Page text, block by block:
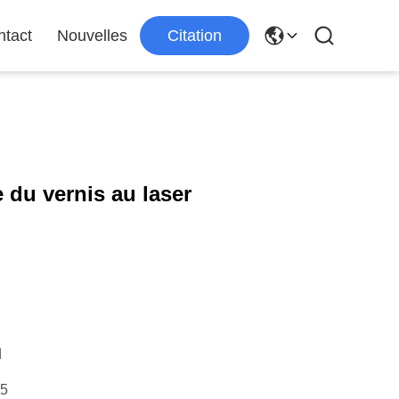
Nouvelles Citation
du vernis au laser